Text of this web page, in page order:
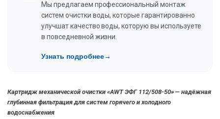
Мы предлагаем профессиональный монтаж
систем очистки воды, которые гарантированно
улучшат качество воды, которую вы используете
в повседневной жизни.
Узнать подробнее→
Картридж механической очистки «AWT ЭФГ 112/508-50» — надёжная
глубинная фильтрация для систем горячего и холодного
водоснабжения